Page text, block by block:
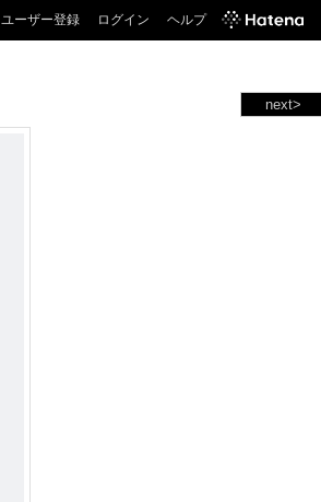
ユーザー登録 ログイン ヘルプ
next>